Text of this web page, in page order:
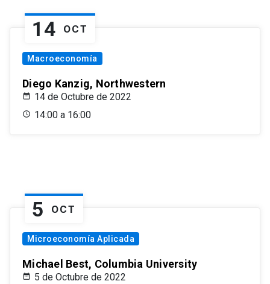
14 OCT
Macroeconomía
Diego Kanzig, Northwestern
14 de Octubre de 2022
14:00 a 16:00
5 OCT
Microeconomía Aplicada
Michael Best, Columbia University
5 de Octubre de 2022